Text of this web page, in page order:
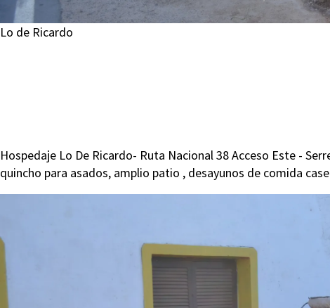
Lo de Ricardo
Hospedaje Lo De Ricardo- Ruta Nacional 38 Acceso Este -
quincho para asados, amplio patio , desayunos de comida